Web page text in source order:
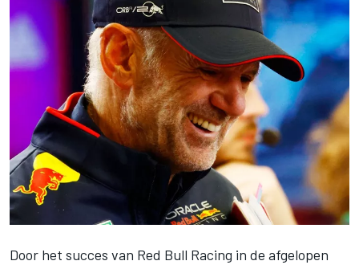
Door het succes van Red Bull Racing in de afgelopen